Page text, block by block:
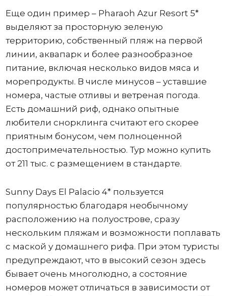
Еще один пример – Pharaoh Azur Resort 5*
выделяют за просторную зеленую
территорию, собственный пляж на первой
линии, аквапарк и более разнообразное
питание, включая несколько видов мяса и
морепродукты. В числе минусов – уставшие
номера, частые отливы и ветреная погода.
Есть домашний риф, однако опытные
любители снорклинга считают его скорее
приятным бонусом, чем полноценной
достопримечательностью. Тур можно купить
от 211 тыс. с размещением в стандарте.
Sunny Days El Palacio 4* пользуется
популярностью благодаря необычному
расположению на полуострове, сразу
нескольким пляжам и возможности поплавать
с маской у домашнего рифа. При этом туристы
предупреждают, что в высокий сезон здесь
бывает очень многолюдно, а состояние
номеров может отличаться в зависимости от